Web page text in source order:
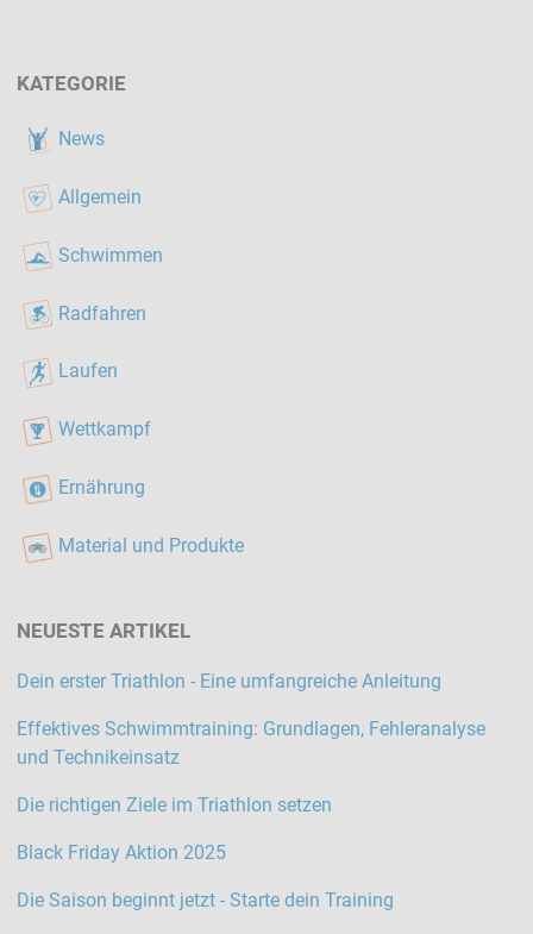
KATEGORIE
News
Allgemein
Schwimmen
Radfahren
Laufen
Wettkampf
Ernährung
Material und Produkte
NEUESTE ARTIKEL
Dein erster Triathlon - Eine umfangreiche Anleitung
Effektives Schwimmtraining: Grundlagen, Fehleranalyse
und Technikeinsatz
Die richtigen Ziele im Triathlon setzen
Black Friday Aktion 2025
Die Saison beginnt jetzt - Starte dein Training